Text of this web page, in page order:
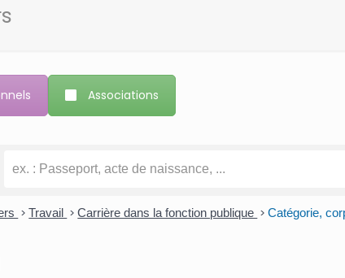
Associations
> Travail > Carrière dans la fonction publique > Catégorie,